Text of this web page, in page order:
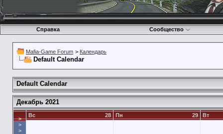
Справка Сообщество
Mafia-Game Forum > Календарь
Default Calendar
Default Calendar
Декабрь 2021
>
>
>
28
Вс 29
Пн Вт